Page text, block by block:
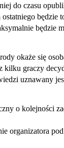
do czasu
będzie
będzie
okaże się
graczy
uznawany
o kolejności
organizatora